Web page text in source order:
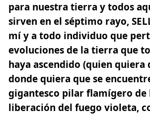
para nuestra tierra y todos
sirven en el séptimo rayo,
mí y a todo individuo que
evoluciones de la tierra que
haya ascendido (quien quiera
donde quiera que se
gigantesco pilar flamígero de
liberación del fuego violeta,